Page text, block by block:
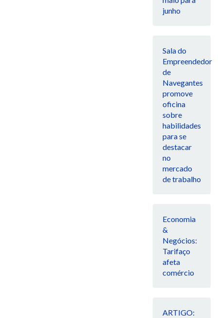
junho
Sala do
Empreendedor
de
Navegantes
promove
oficina
sobre
habilidades
para se
destacar
no
mercado
de trabalho
Economia
&
Negócios:
Tarifaço
afeta
comércio
ARTIGO: